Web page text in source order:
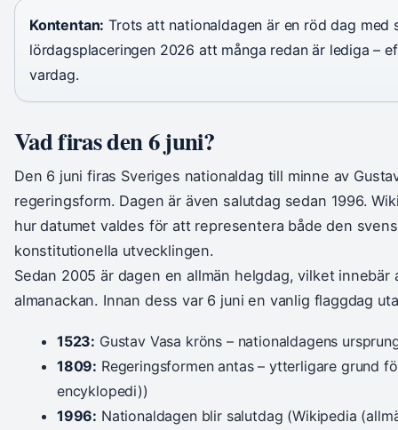
Kontentan: Trots att nationaldagen är en röd dag med
lördagsplaceringen 2026 att många redan är lediga –
vardag.
Vad firas den 6 juni?
Den 6 juni firas Sveriges nationaldag till minne av
regeringsform. Dagen är även salutdag sedan 1996.
hur datumet valdes för att representera både den
konstitutionella utvecklingen.
Sedan 2005 är dagen en allmän helgdag, vilket
almanackan. Innan dess var 6 juni en vanlig flaggdag
1523: Gustav Vasa kröns – nationaldagens
1809: Regeringsformen antas – ytterligare grund
encyklopedi))
1996: Nationaldagen blir salutdag (Wikipedia